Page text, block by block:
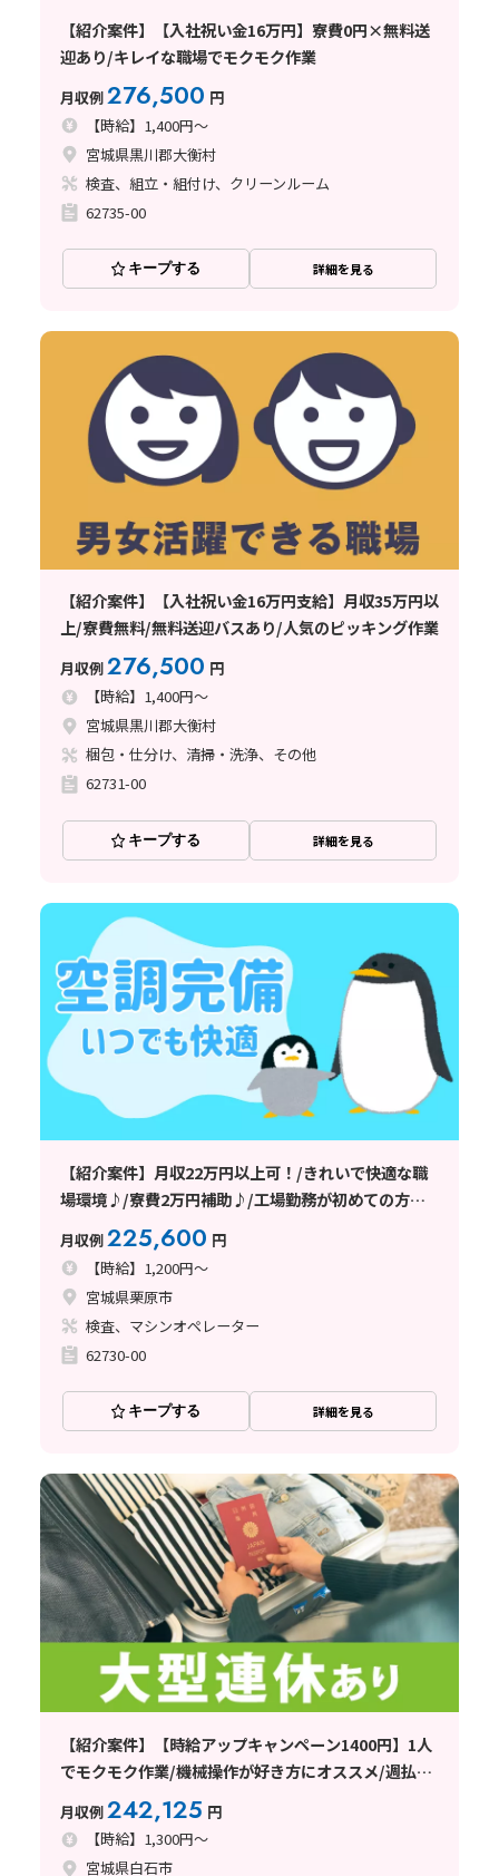
【紹介案件】【入社祝い金16万円】寮費0円×無料送
迎あり/キレイな職場でモクモク作業
月収例276,500 円
【時給】1,400円～
宮城県黒川郡大衡村
検査、組立・組付け、クリーンルーム
62735-00
キープする 詳細を見る
【紹介案件】【入社祝い金16万円支給】月収35万円以
上/寮費無料/無料送迎バスあり/人気のピッキング作業
月収例276,500 円
【時給】1,400円～
宮城県黒川郡大衡村
梱包・仕分け、清掃・洗浄、その他
62731-00
キープする 詳細を見る
【紹介案件】月収22万円以上可！/きれいで快適な職
場環境♪/寮費2万円補助♪/工場勤務が初めての方も
大歓迎です★
月収例225,600 円
【時給】1,200円～
宮城県栗原市
検査、マシンオペレーター
62730-00
キープする 詳細を見る
【紹介案件】【時給アップキャンペーン1400円】1人
でモクモク作業/機械操作が好き方にオススメ/週払い
月収例242,125 円
【時給】1,300円～
宮城県白石市